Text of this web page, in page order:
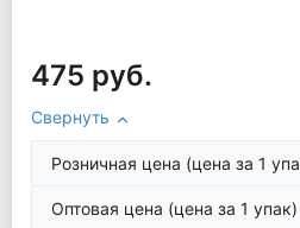
475 руб.
Свернуть
Розничная цена (цена за 1
Оптовая цена (цена за 1 упак)